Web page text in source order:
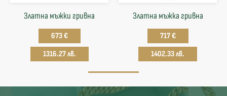
Златна мъжки гривна
673 €
1316.27 лв.
Златна мъжка гривна
717 €
1402.33 лв.